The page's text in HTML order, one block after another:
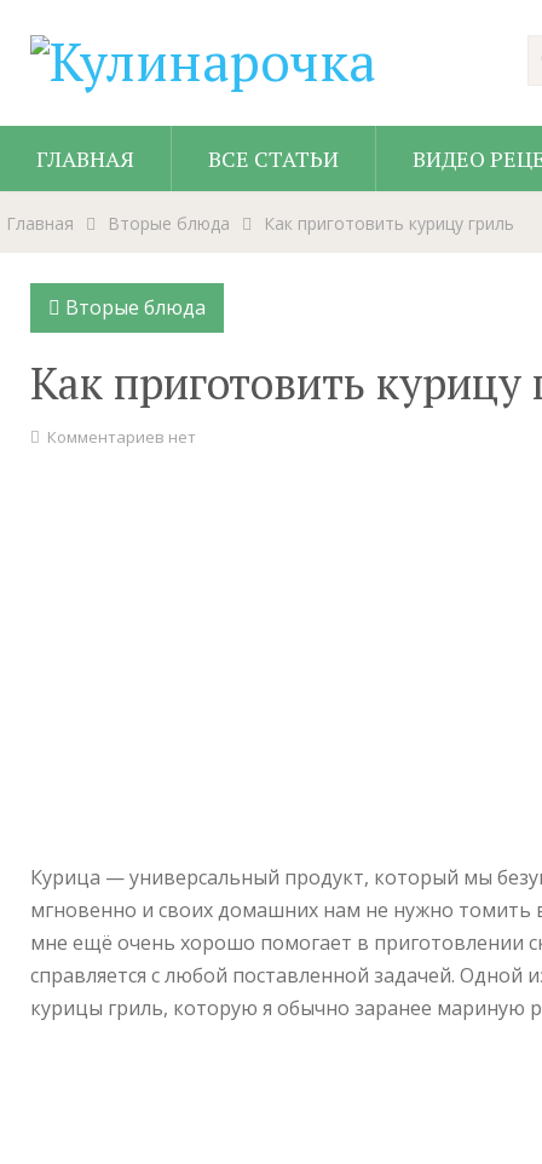
ГЛАВНАЯ ВСЕ СТАТЬИ ВИДЕО
Главная Вторые блюда Как приготовить курицу гриль
Вторые блюда
Как приготовить курицу
Комментариев нет
Курица — универсальный продукт, который мы
мгновенно и своих домашних нам не нужно томить
мне ещё очень хорошо помогает в приготовлении
справляется с любой поставленной задачей. Одной
курицы гриль, которую я обычно заранее мариную